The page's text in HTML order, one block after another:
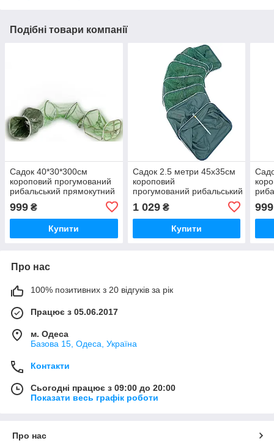
Подібні товари компанії
Садок 40*30*300см
короповий прогумований
рибальський прямокутний
999 ₴
Купити
Садок 2.5 метри 45х35см
короповий
прогумований рибальський
1 029₴
Купити
999
Про нас
100% позитивних з 20 відгуків за рік
Працює з 05.06.2017
м. Одеса
Базова 15, Одеса, Україна
Контакти
Сьогодні працює з 09:00 до 20:00
Показати весь графік роботи
Про нас